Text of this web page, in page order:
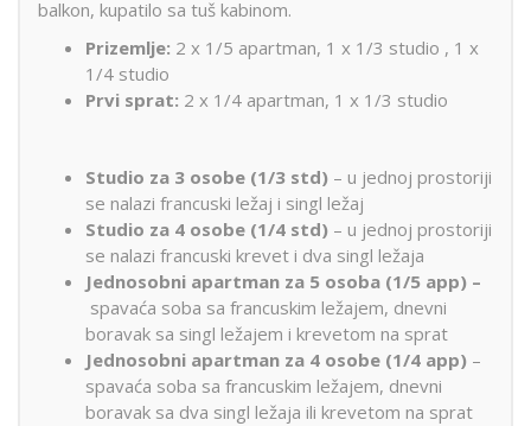
balkon, kupatilo sa tuš kabinom.
Prizemlje: 2 x 1/5 apartman, 1 x 1/3 studio , 1 x
1/4 studio
Prvi sprat: 2 x 1/4 apartman, 1 x 1/3 studio
Studio za 3 osobe (1/3 std) – u jednoj prostoriji
se nalazi francuski ležaj i singl ležaj
Studio za 4 osobe (1/4 std) – u jednoj prostoriji
se nalazi francuski krevet i dva singl ležaja
Jednosobni apartman za 5 osoba (1/5 app) –
spavaća soba sa francuskim ležajem, dnevni
boravak sa singl ležajem i krevetom na sprat
Jednosobni apartman za 4 osobe (1/4 app) –
spavaća soba sa francuskim ležajem, dnevni
boravak sa dva singl ležaja ili krevetom na sprat